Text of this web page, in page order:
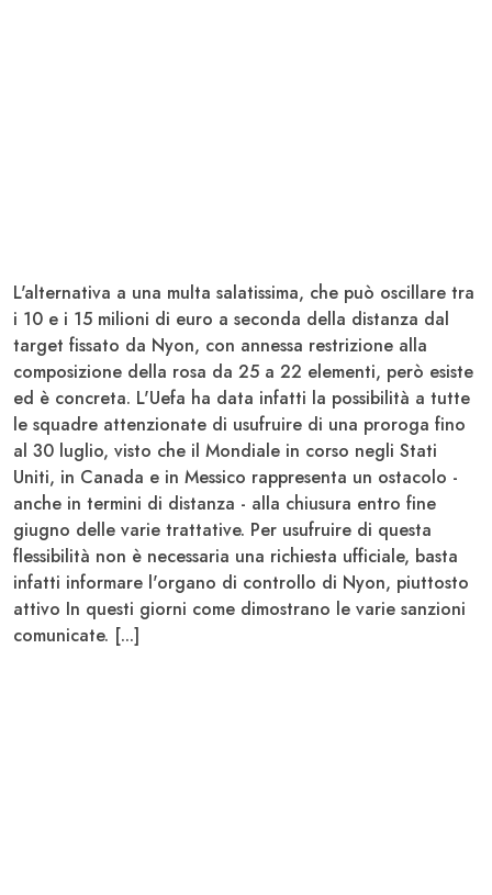
L'alternativa a una multa salatissima, che può oscillare tra
i 10 e i 15 milioni di euro a seconda della distanza dal
target fissato da Nyon, con annessa restrizione alla
composizione della rosa da 25 a 22 elementi, però esiste
ed è concreta. L'Uefa ha data infatti la possibilità a tutte
le squadre attenzionate di usufruire di una proroga fino
al 30 luglio, visto che il Mondiale in corso negli Stati
Uniti, in Canada e in Messico rappresenta un ostacolo -
anche in termini di distanza - alla chiusura entro fine
giugno delle varie trattative. Per usufruire di questa
flessibilità non è necessaria una richiesta ufficiale, basta
infatti informare l'organo di controllo di Nyon, piuttosto
attivo In questi giorni come dimostrano le varie sanzioni
comunicate. [...]